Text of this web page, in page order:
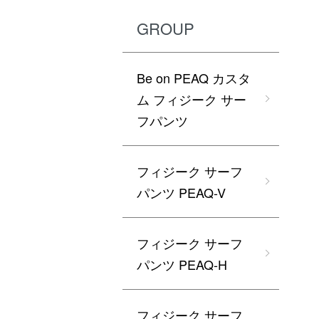
GROUP
Be on PEAQ カスタ
ム フィジーク サー
フパンツ
フィジーク サーフ
パンツ PEAQ-V
フィジーク サーフ
パンツ PEAQ-H
フィジーク サーフ